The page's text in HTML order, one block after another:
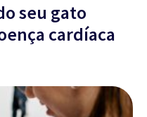
seu gato
cardíaca